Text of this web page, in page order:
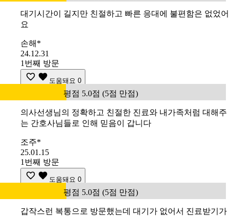
대기시간이 길지만 친절하고 빠른 응대에 불편함은 없었어
요
손해*
24.12.31
1번째 방문
도움돼요 0
평점 5.0점 (5점 만점)
의사선생님의 정확하고 친절한 진료와 내가족처럼 대해주
는 간호사님들로 인해 믿음이 갑니다
조주*
25.01.15
1번째 방문
도움돼요 0
평점 5.0점 (5점 만점)
갑작스런 복통으로 방문했는데 대기가 없어서 진료받기가